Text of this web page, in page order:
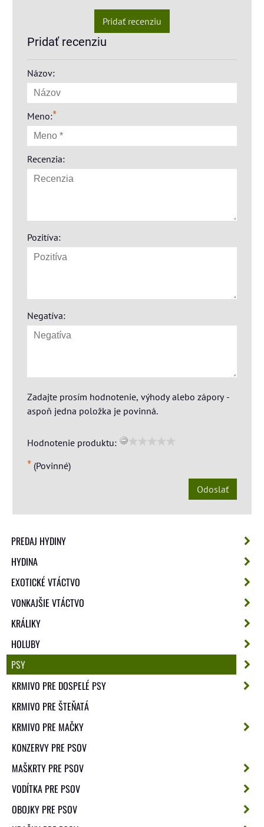
Pridať recenziu
Pridať recenziu
Názov:
Meno:*
Recenzia:
Pozitíva:
Negatíva:
Zadajte prosím hodnotenie, výhody alebo zápory -
aspoň jedna položka je povinná.
Hodnotenie produktu:
* (Povinné)
Odoslať
PREDAJ HYDINY
HYDINA
EXOTICKÉ VTÁCTVO
VONKAJŠIE VTÁCTVO
KRÁLIKY
HOLUBY
PSY
KRMIVO PRE DOSPELÉ PSY
KRMIVO PRE ŠTEŇATÁ
KRMIVO PRE MAČKY
KONZERVY PRE PSOV
MAŠKRTY PRE PSOV
VODÍTKA PRE PSOV
OBOJKY PRE PSOV